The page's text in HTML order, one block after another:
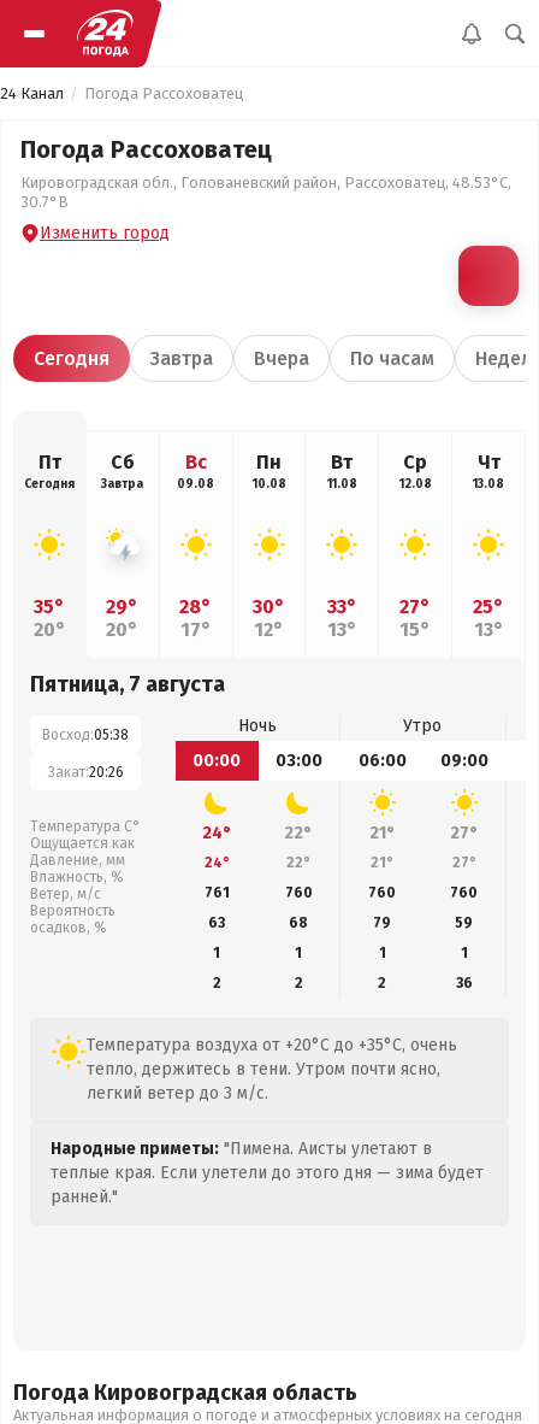
24 Канал Погода Рассоховатец
Погода Рассоховатец
Кировоградская обл., Голованевский район, Рассоховатец, 48.53°С,
30.7°В
Изменить город
Сегодня Завтра Вчера По часам
Пт
Сегодня
35°
20°
Сб
Завтра
29°
20°
Вс
09.08
28°
17°
Пн
10.08
30°
12°
Вт
11.08
33°
13°
Ср
12.08
27°
15°
Чт
13.08
25°
13°
Пятница, 7 августа
Восход:05:38
Закат:20:26
Температура С°
Ощущается как
Давление, мм
Влажность, %
Ветер, м/с
Вероятность
осадков, %
Ночь
Утро
00:00
03:00 06:00 09:00
24° 22° 21° 27°
24° 22° 21° 27°
761
760 760 760
63
68 79
59
1
1 1
1
2
2 2 36
Температура воздуха от +20°C до +35°C, очень
тепло, держитесь в тени. Утром почти ясно,
легкий ветер до 3 м/с.
Народные приметы: "Пимена. Аисты улетают в
теплые края. Если улетели до этого дня — зима будет
ранней."
Погода Кировоградская область
Актуальная информация о погоде и атмосферных условиях на сегодня